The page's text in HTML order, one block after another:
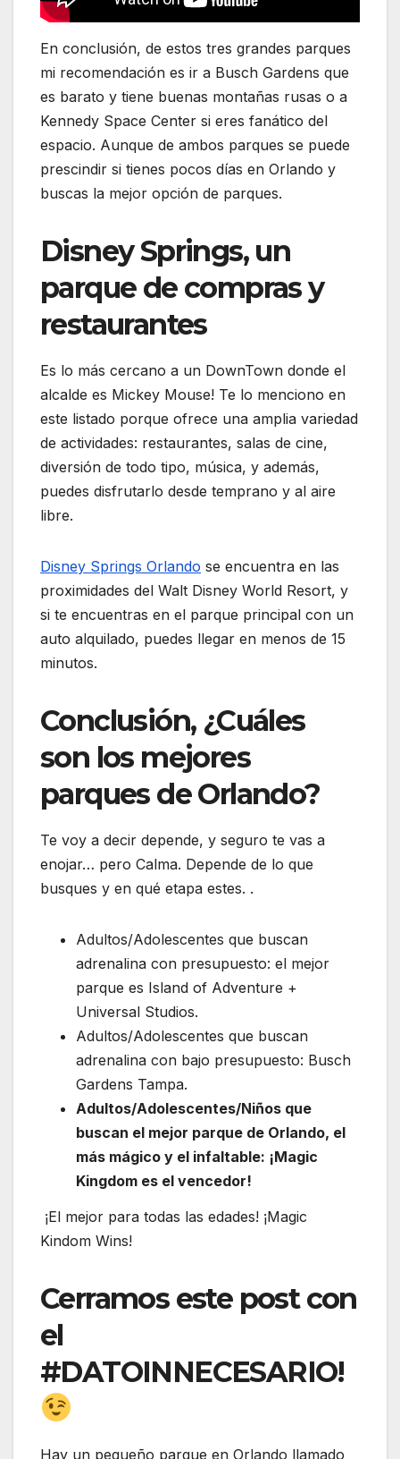
En conclusión, de estos tres grandes parques
mi recomendación es ir a Busch Gardens que
es barato y tiene buenas montañas rusas o a
Kennedy Space Center si eres fanático del
espacio. Aunque de ambos parques se puede
prescindir si tienes pocos días en Orlando y
buscas la mejor opción de parques.
Disney Springs, un
parque de compras y
restaurantes
Es lo más cercano a un DownTown donde el
alcalde es Mickey Mouse! Te lo menciono en
este listado porque ofrece una amplia variedad
de actividades: restaurantes, salas de cine,
diversión de todo tipo, música, y además,
puedes disfrutarlo desde temprano y al aire
libre.
Disney Springs Orlando se encuentra en las
proximidades del Walt Disney World Resort, y
si te encuentras en el parque principal con un
auto alquilado, puedes llegar en menos de 15
minutos.
Conclusión, ¿Cuáles
son los mejores
parques de Orlando?
Te voy a decir depende, y seguro te vas a
enojar… pero Calma. Depende de lo que
busques y en qué etapa estes. .
Adultos/Adolescentes que buscan
adrenalina con presupuesto: el mejor
parque es Island of Adventure +
Universal Studios.
Adultos/Adolescentes que buscan
adrenalina con bajo presupuesto: Busch
Gardens Tampa.
Adultos/Adolescentes/Niños que
buscan el mejor parque de Orlando, el
más mágico y el infaltable: ¡Magic
Kingdom es el vencedor!
¡El mejor para todas las edades! ¡Magic
Kindom Wins!
Cerramos este post con
el
#DATOINNECESARIO!
Hay un pequeño parque en Orlando llamado